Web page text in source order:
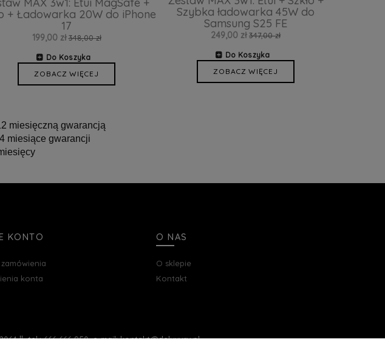
MAX 3w1: Etui MagSafe +
+ Ładowarka 20W do iPhone
17
199,00 zł 348,00 zł
Do Koszyka
ZOBACZ WIĘCEJ
Szybka ładowarka 45W do
Samsung S25 FE
249,00 zł 347,00 zł
Do Koszyka
ZOBACZ WIĘCEJ
miesięczną gwarancją
miesiące gwarancji
KONTO
konta
O NAS
O sklepie
Kontakt
|| tel.: 666 666 950, e-mail: kontakt@deluxury.pl